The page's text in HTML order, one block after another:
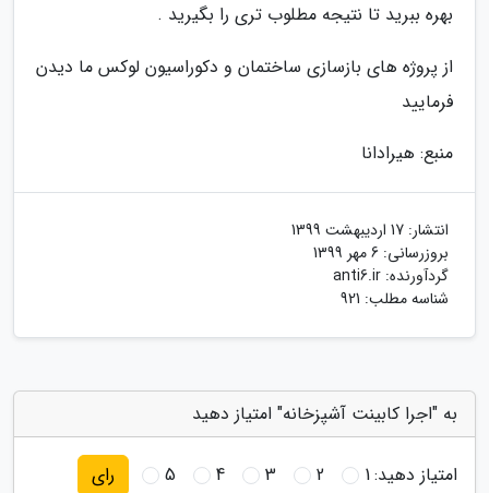
بهره ببرید تا نتیجه مطلوب تری را بگیرید .
از پروژه های بازسازی ساختمان و دکوراسیون لوکس ما دیدن
فرمایید
منبع: هیرادانا
انتشار: 17 اردیبهشت 1399
بروزرسانی: 6 مهر 1399
گردآورنده: anti6.ir
شناسه مطلب: 921
به "اجرا کابینت آشپزخانه" امتیاز دهید
امتیاز دهید:1
2
3
4
5 رای